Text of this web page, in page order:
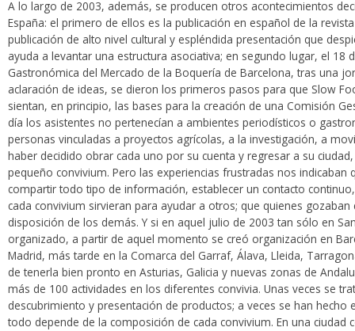
A lo largo de 2003, además, se producen otros acontecimientos
España: el primero de ellos es la publicación en español de la
publicación de alto nivel cultural y espléndida presentación que
ayuda a levantar una estructura asociativa; en segundo lugar, el
Gastronómica del Mercado de la Boquería de Barcelona, tras una
aclaración de ideas, se dieron los primeros pasos para que Slow
sientan, en principio, las bases para la creación de una Comisión
día los asistentes no pertenecían a ambientes periodísticos o
personas vinculadas a proyectos agrícolas, a la investigación, a
haber decidido obrar cada uno por su cuenta y regresar a su
pequeño convivium. Pero las experiencias frustradas nos
compartir todo tipo de información, establecer un contacto
cada convivium sirvieran para ayudar a otros; que quienes
disposición de los demás. Y si en aquel julio de 2003 tan sólo en
organizado, a partir de aquel momento se creó organización en
Madrid, más tarde en la Comarca del Garraf, Álava, Lleida,
de tenerla bien pronto en Asturias, Galicia y nuevas zonas de
más de 100 actividades en los diferentes convivia. Unas veces se
descubrimiento y presentación de productos; a veces se han
todo depende de la composición de cada convivium. En una